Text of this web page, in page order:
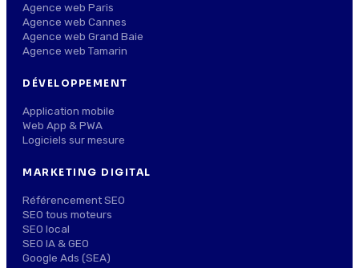
Agence web Paris
Agence web Cannes
Agence web Grand Baie
Agence web Tamarin
DÉVELOPPEMENT
Application mobile
Web App & PWA
Logiciels sur mesure
MARKETING DIGITAL
Référencement SEO
SEO tous moteurs
SEO local
SEO IA & GEO
Google Ads (SEA)